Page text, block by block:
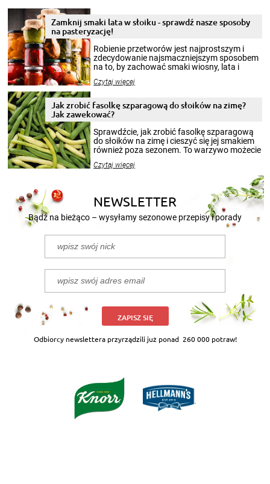
Zamknij smaki lata w słoiku - sprawdź nasze sposoby
na pasteryzację!
Robienie przetworów jest najprostszym i
zdecydowanie najsmaczniejszym sposobem
na to, by zachować smaki wiosny, lata i
krajobrazów, by cieszyć nimi oko w sezonie
pełni poczuć atmosferę cieplejszych
miesięcy. Przygotowanie słoików ze
smakowitą zawartością musi obejmować
patenty, które pozwolą zachować świeżość
przetworów.
Czytaj więcej
Jak zrobić fasolkę szparagową do słoików na zimę?
Jak zawekować?
Sprawdźcie, jak zrobić fasolkę szparagową
do słoików na zimę i cieszyć się jej smakiem
również poza sezonem. To warzywo możecie
nasze propozycje!
Czytaj więcej
NEWSLETTER
Bądź na bieżąco – wysyłamy sezonowe przepisy i porady
ZAPISZ SIĘ
Odbiorcy newslettera przyrządzili już ponad 260 000 potraw!